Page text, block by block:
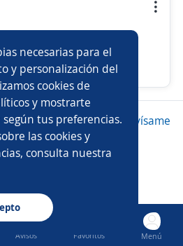
Avisos Favoritos Menú
empleo Avísame
necesarias para el
y personalización del
cookies de
y mostrarte
tus preferencias.
las cookies y
consulta nuestra